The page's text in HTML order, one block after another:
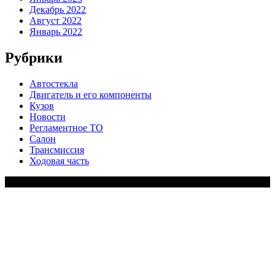
Декабрь 2022
Август 2022
Январь 2022
Рубрики
Автостекла
Двигатель и его компоненты
Кузов
Новости
Регламентное ТО
Салон
Трансмиссия
Ходовая часть